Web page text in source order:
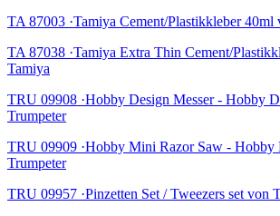
TA 87003 ·Tamiya Cement/Plastikkleber 40ml
TA 87038 ·Tamiya Extra Thin Cement/
Tamiya
TRU 09908 ·Hobby Design Messer - Hobby
Trumpeter
TRU 09909 ·Hobby Mini Razor Saw - Hobby
Trumpeter
TRU 09957 ·Pinzetten Set / Tweezers set von